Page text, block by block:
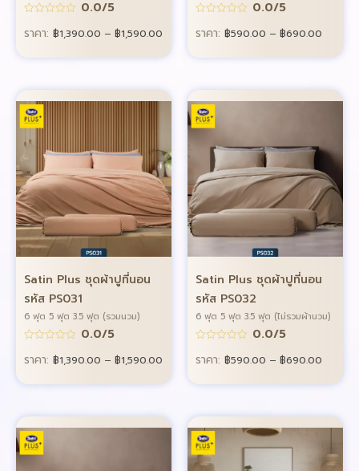
0.0/5
ราคา: ฿1,390.00 – ฿1,590.00
0.0/5
ราคา: ฿590.00 – ฿690.00
Satin Plus ชุดผ้าปูที่นอน
รหัส PS031
6 ฟุต 5 ฟุต 3.5 ฟุต (รวมนวม)
0.0/5
ราคา: ฿1,390.00 – ฿1,590.00
Satin Plus ชุดผ้าปูที่นอน
รหัส PS032
6 ฟุต 5 ฟุต 3.5 ฟุต (ไม่รวมผ้านวม)
0.0/5
ราคา: ฿590.00 – ฿690.00